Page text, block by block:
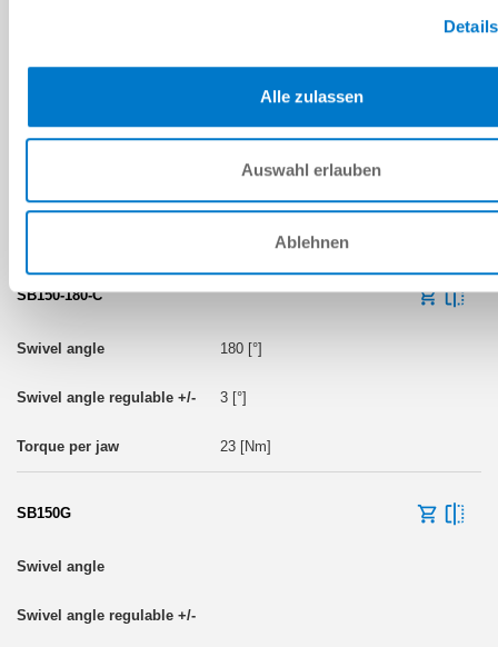
Alle zulassen
Auswahl erlauben
Ablehnen
90 [°]
3 [°]
SB150-180-C
180 [°]
3 [°]
23 [Nm]
SB150G